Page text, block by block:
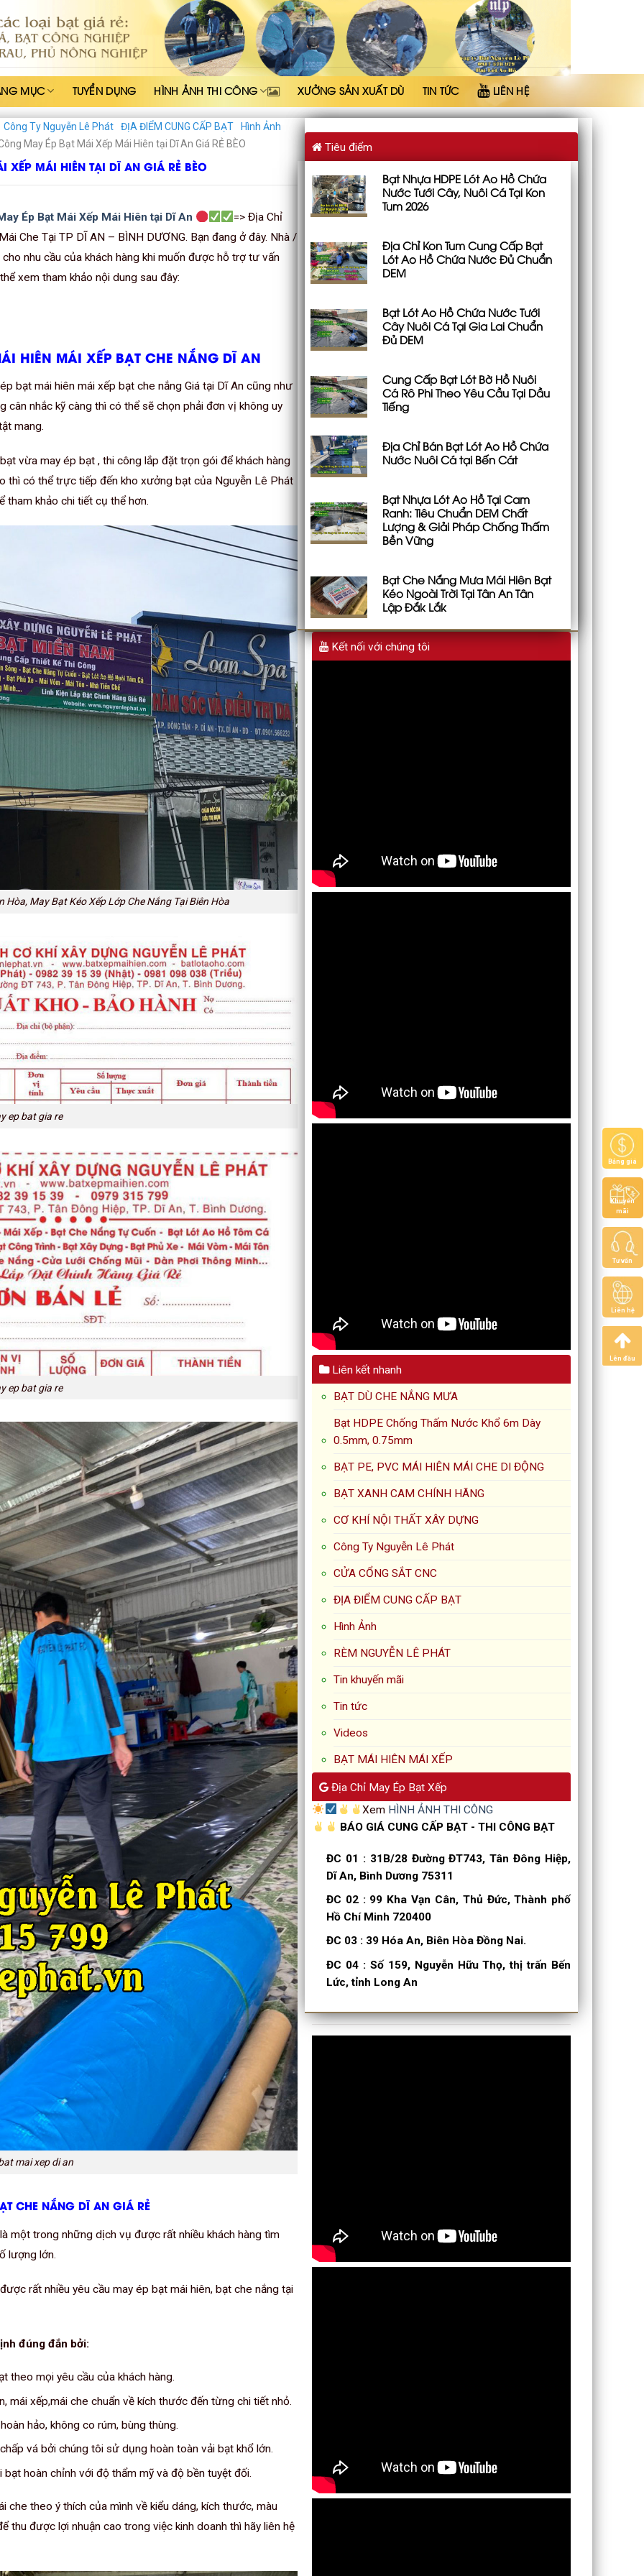
MỤC TUYỂN DỤNG HÌNH ẢNH THI CÔNG XƯỞNG SẢN XUẤT DÙ TIN TỨC LIÊN HỆ
Công Ty Nguyễn Lê Phát ĐỊA ĐIỂM CUNG CẤP BẠT
Hình Ảnh
May Ép Bạt Mái Xếp Mái Hiên tại Dĩ An Giá RẺ BÈO
MÁI HIÊN TẠI DĨ AN GIÁ RẺ BÈO
Ép Bạt Mái Xếp Mái Hiên tại Dĩ An
=> Địa Chỉ
Che Tại TP DĨ AN – BÌNH DƯƠNG. Bạn đang ở đây. Nhà /
nhu cầu của khách hàng khi muốn được hỗ trợ tư vấn
xem tham khảo nội dung sau đây:
HIÊN MÁI XẾP BẠT CHE NẮNG DĨ AN
bạt mái hiên mái xếp bạt che nắng Giá tại Dĩ An cũng như
cân nhắc kỹ càng thì có thể sẽ chọn phải đơn vị không uy
mang.
vừa may ép bạt , thi công lắp đặt trọn gói để khách hàng
thì có thể trực tiếp đến kho xưởng bạt của Nguyễn Lê Phát
tham khảo chi tiết cụ thể hơn.
May Bạt Kéo Xếp Lớp Che Nắng Tại Biên Hòa
ep bat gia re
ep bat gia re
mai xep di an
CHE NẮNG DĨ AN GIÁ RẺ
một trong những dịch vụ được rất nhiều khách hàng tìm
lượng lớn.
rất nhiều yêu cầu may ép bạt mái hiên, bạt che nắng tại
đúng đắn bởi:
theo mọi yêu cầu của khách hàng.
mái xếp,mái che chuẩn về kích thước đến từng chi tiết nhỏ.
hảo, không co rúm, bùng thùng.
vá bởi chúng tôi sử dụng hoàn toàn vải bạt khổ lớn.
hoàn chỉnh với độ thẩm mỹ và độ bền tuyệt đối.
che theo ý thích của mình về kiểu dáng, kích thước, màu
thu được lợi nhuận cao trong việc kinh doanh thì hãy liên hệ
Tiêu điểm
Bạt Nhựa HDPE Lót Ao Hồ Chứa
Nước Tưới Cây, Nuôi Cá Tại Kon
Tum 2026
Địa Chỉ Kon Tum Cung Cấp Bạt
Lót Ao Hồ Chứa Nước Đủ Chuẩn
DEM
Bạt Lót Ao Hồ Chứa Nước Tưới
Cây Nuôi Cá Tại Gia Lai Chuẩn
Đủ DEM
Cung Cấp Bạt Lót Bờ Hồ Nuôi
Cá Rô Phi Theo Yêu Cầu Tại Dầu
Tiếng
Địa Chỉ Bán Bạt Lót Ao Hồ Chứa
Nước Nuôi Cá tại Bến Cát
Bạt Nhựa Lót Ao Hồ Tại Cam
Ranh: Tiêu Chuẩn DEM Chất
Lượng & Giải Pháp Chống Thấm
Bền Vững
Bạt Che Nắng Mưa Mái Hiên Bạt
Kéo Ngoài Trời Tại Tân An Tân
Lập Đắk Lắk
Kết nối với chúng tôi
Liên kết nhanh
BẠT DÙ CHE NẮNG MƯA
Bạt HDPE Chống Thấm Nước Khổ 6m Dày
0.5mm, 0.75mm
BẠT PE, PVC MÁI HIÊN MÁI CHE DI ĐỘNG
BẠT XANH CAM CHÍNH HÃNG
CƠ KHÍ NỘI THẤT XÂY DỰNG
Công Ty Nguyễn Lê Phát
CỬA CỔNG SẮT CNC
ĐỊA ĐIỂM CUNG CẤP BẠT
Hình Ảnh
RÈM NGUYỄN LÊ PHÁT
Tin khuyến mãi
Tin tức
Videos
BẠT MÁI HIÊN MÁI XẾP
Địa Chỉ May Ép Bạt Xếp
Xem HÌNH ẢNH THI CÔNG
BÁO GIÁ CUNG CẤP BẠT - THI CÔNG BẠT
ĐC 01 : 31B/28 Đường ĐT743, Tân Đông Hiệp,
Dĩ An, Bình Dương 75311
ĐC 02: 99 Kha Vạn Cân, Thủ Đức, Thành phố
Hồ Chí Minh 720400
ĐC 03 : 39 Hóa An, Biên Hòa Đồng Nai.
ĐC 04 : Số 159, Nguyễn Hữu Thọ, thị trấn Bến
Lức, tỉnh Long An
Bảng giá
Khuyến
mãi
Tư vấn
Liên hệ
Lên đầu